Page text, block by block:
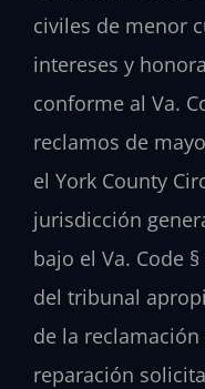
civiles de menor
intereses y
conforme al Va.
reclamos de
el York County
jurisdicción
bajo el Va. Code
del tribunal
de la
reparación